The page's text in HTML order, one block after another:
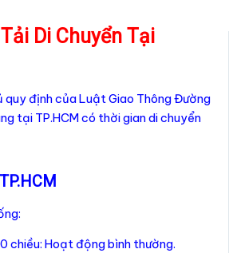
Di Chuyển Tại
định của Luật Giao Thông Đường
tại TP.HCM có thời gian di chuyển
chiều: Hoạt động bình thường.